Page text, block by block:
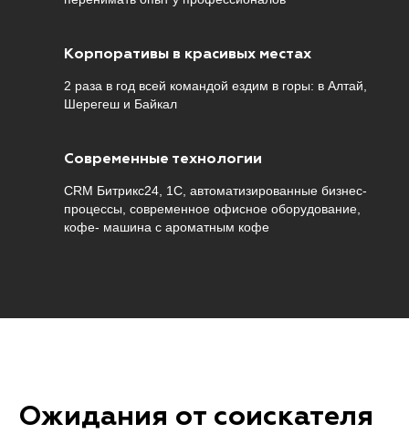
Корпоративы в красивых местах
2 раза в год всей командой ездим в горы: в Алтай,
Шерегеш и Байкал
Современные технологии
CRM Битрикс24, 1С, автоматизированные бизнес-
процессы, современное офисное оборудование​​​​​​​, ​​​​​​​
кофе- машина с ароматным кофе
Ожидания от соискателя